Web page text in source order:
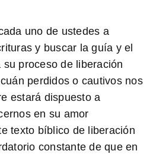
uno de ustedes a
y buscar la guía y el
proceso de liberación
perdidos o cautivos nos
estará dispuesto a
en su amor
texto bíblico de liberación
constante de que en